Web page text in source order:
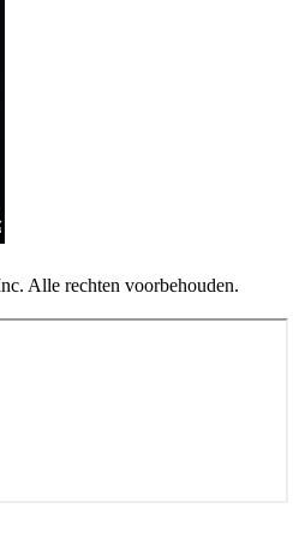
Alle rechten voorbehouden.